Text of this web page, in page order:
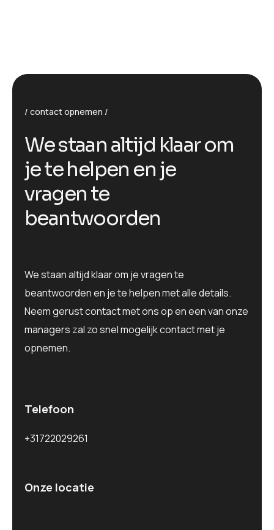
contact opnemen
Westaan altijd klaarom
jetehelpen en je
vragen te
beantwoorden
We staan altijd klaar om je vragen te
beantwoorden en je te helpen met alle details.
Neem gerust contact met ons op en een van onze
managers zal zo snel mogelijk contact met je
opnemen.
Telefoon
+31722029261
Onze locatie